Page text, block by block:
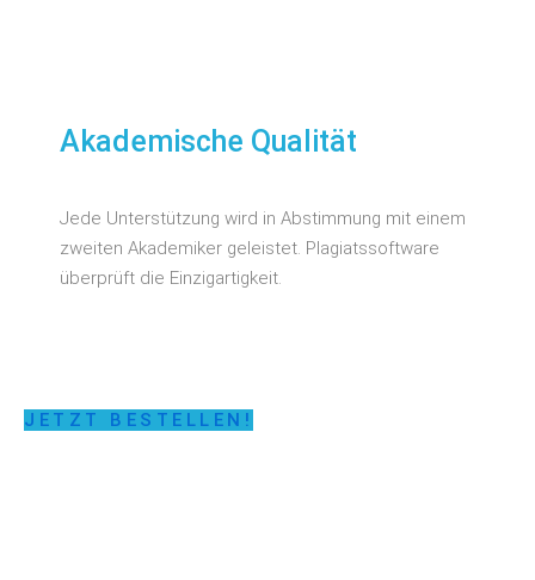
Akademische Qualität
Jede Unterstützung wird in Abstimmung mit einem
zweiten Akademiker geleistet. Plagiatssoftware
überprüft die Einzigartigkeit.
JETZT BESTELLEN!